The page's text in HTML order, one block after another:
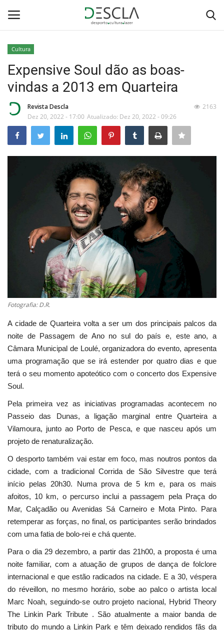
Home
...by Descla
Desporto
Estatuto Editorial
Ficha técnica
Cultura
Lazer
Ambiente
Cultura
Expensive Soul dão as boas-
vindas a 2013 em Quarteira
Revista Descla
Dez 20, 2022 - 17:00 Atualizado: Dez 20, 2022 - 09:26
2163
Fotografia: D.R.
A cidade de Quarteira volta a ser um dos principais palcos da
noite de Passagem de Ano no sul do país e, este ano, a
Câmara Municipal de Loulé, organizadora do evento, apresenta
uma programação que se irá estender por quatro dias e que
terá o seu momento apoteótico com o concerto dos Expensive
Soul.
Pela primeira vez as iniciativas programadas acontecem no
Passeio das Dunas, a ligação marginal entre Quarteira a
Vilamoura, junto ao Porto de Pesca, e que nasceu após um
projeto de renaturalização.
O desporto também vai estar em foco, mas noutros pontos da
cidade, com a tradicional Corrida de São Silvestre que terá
início pelas 20h30. Numa prova de 5 km e, para os mais
afoitos, 10 km, o percurso inclui a passagem pela Praça do
Mar, Calçadão ou Avenidas Sá Carneiro e Mota Pinto. Para
retemperar as forças, no final, os participantes serão brindados
com uma fatia de bolo-rei e chá quente.
Para o dia 29 dezembro, a partir das 21h00, a proposta é uma
noite familiar, com a atuação de grupos de dança de folclore
internacional e que estão radicados na cidade. E a 30, véspera
do réveillon, no mesmo horário, sobe ao palco o artista local
Marc Noah, seguindo-se outro projeto nacional, Hybrid Theory
The Linkin Park Tribute . São atualmente a maior banda de
tributo do mundo a Linkin Park e têm deixado rendidos fãs da